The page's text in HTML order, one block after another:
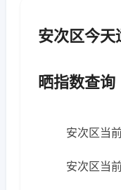
安次区今
晒指数查询
安次区当
安次区当